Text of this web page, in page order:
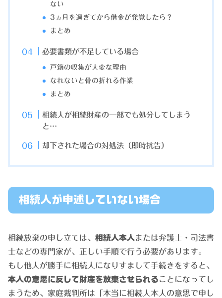
ない
3ヵ月を過ぎてから借金が発覚したら？
まとめ
必要書類が不足している場合
戸籍の収集が大変な理由
なれないと骨の折れる作業
まとめ
相続人が相続財産の一部でも処分してしまう
と…
却下された場合の対処法（即時抗告）
相続人が申述していない場合
相続放棄の申し立ては、 相続人本人または弁護士・司法書
士などの専門家が、正しい手順で行う必要があります。
もし他人が勝手に相続人になりすまして手続きをすると、
本人の意思に反して財産を放棄させられることになってし
まうため、家庭裁判所は「本当に相続人本人の意思で申し